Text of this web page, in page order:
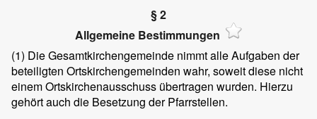
§ 2
Allgemeine Bestimmungen
(1) Die Gesamtkirchengemeinde nimmt alle Aufgaben der
beteiligten Ortskirchengemeinden wahr, soweit diese nicht
einem Ortskirchenausschuss übertragen wurden. Hierzu
gehört auch die Besetzung der Pfarrstellen.